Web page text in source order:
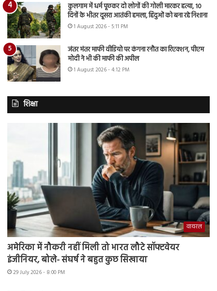
कुलगाम में धर्म पूछकर दो लोगों की गोली मारकर हत्या, 10
दिनों के भीतर दूसरा आतंकी हमला, हिंदुओं को बना रहे निशाना
1 August 2026 - 5:11 PM
जंतर मंतर माफी वीडियो पर कंगना रनौत का रिएक्शन, पीएम
मोदी ने भी की माफी की अपील
1 August 2026 - 4:12 PM
शिक्षा
वायरल
अमेरिका में नौकरी नहीं मिली तो भारत लौटे सॉफ्टवेयर
इंजीनियर, बोले- संघर्ष ने बहुत कुछ सिखाया
29 July 2026 - 8:00 PM